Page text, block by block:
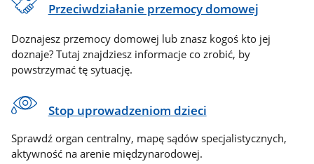
Przeciwdziałanie przemocy domowej
Doznajesz przemocy domowej lub znasz kogoś kto jej
doznaje? Tutaj znajdziesz informacje co zrobić, by
powstrzymać tę sytuację.
Stop uprowadzeniom dzieci
Sprawdź organ centralny, mapę sądów specjalistycznych,
aktywność na arenie międzynarodowej.